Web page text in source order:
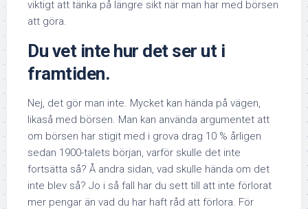
viktigt att tänka på längre sikt när man har med börsen
att göra.
Du vet inte hur det ser ut i
framtiden.
Nej, det gör man inte. Mycket kan hända på vägen,
likaså med börsen. Man kan använda argumentet att
om börsen har stigit med i grova drag 10 % årligen
sedan 1900-talets början, varför skulle det inte
fortsätta så? Å andra sidan, vad skulle hända om det
inte blev så? Jo i så fall har du sett till att inte förlorat
mer pengar än vad du har haft råd att förlora. För